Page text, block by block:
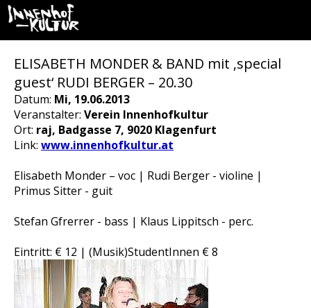
ELISABETH MONDER & BAND mit ‚special
guest‘ RUDI BERGER – 20.30
Datum: Mi, 19.06.2013
Veranstalter: Verein Innenhofkultur
Ort: raj, Badgasse 7, 9020 Klagenfurt
Link: www.innenhofkultur.at
Elisabeth Monder – voc | Rudi Berger - violine |
Primus Sitter - guit
Stefan Gfrerrer - bass | Klaus Lippitsch - perc.
Eintritt: € 12 | (Musik)StudentInnen € 8